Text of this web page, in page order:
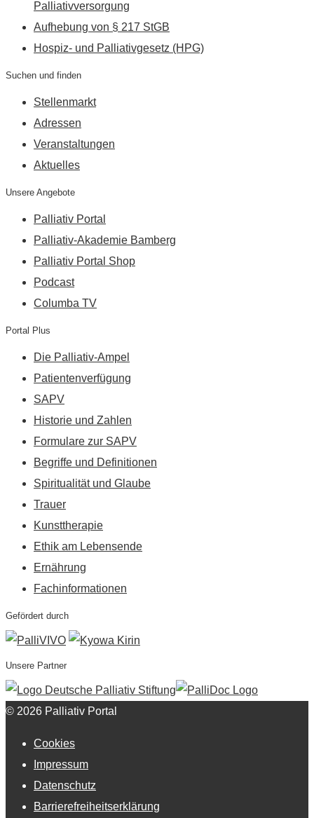
Palliativversorgung
Aufhebung von § 217 StGB
Hospiz- und Palliativgesetz (HPG)
Suchen und finden
Stellenmarkt
Adressen
Veranstaltungen
Aktuelles
Unsere Angebote
Palliativ Portal
Palliativ-Akademie Bamberg
Palliativ Portal Shop
Podcast
Columba TV
Portal Plus
Die Palliativ-Ampel
Patientenverfügung
SAPV
Historie und Zahlen
Formulare zur SAPV
Begriffe und Definitionen
Spiritualität und Glaube
Trauer
Kunsttherapie
Ethik am Lebensende
Ernährung
Fachinformationen
Gefördert durch
Unsere Partner
© 2026 Palliativ Portal
Cookies
Impressum
Datenschutz
Barrierefreiheitserklärung